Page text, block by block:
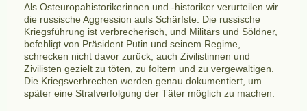
Als Osteuropahistorikerinnen und -historiker verurteilen wir
die russische Aggression aufs Schärfste. Die russische
Kriegsführung ist verbrecherisch, und Militärs und Söldner,
befehligt von Präsident Putin und seinem Regime,
schrecken nicht davor zurück, auch Zivilistinnen und
Zivilisten gezielt zu töten, zu foltern und zu vergewaltigen.
Die Kriegsverbrechen werden genau dokumentiert, um
später eine Strafverfolgung der Täter möglich zu machen.